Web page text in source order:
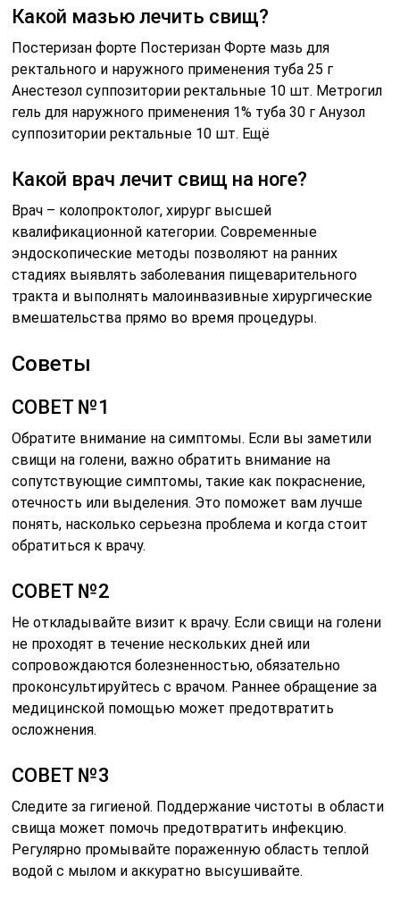
Какой мазью лечить свищ?
Постеризан форте Постеризан Форте мазь для
ректального и наружного применения туба 25 г
Анестезол суппозитории ректальные 10 шт. Метрогил
гель для наружного применения 1% туба 30 г Анузол
суппозитории ректальные 10 шт. Ещё
Какой врач лечит свищ на ноге?
Врач – колопроктолог, хирург высшей
квалификационной категории. Современные
эндоскопические методы позволяют на ранних
стадиях выявлять заболевания пищеварительного
тракта и выполнять малоинвазивные хирургические
вмешательства прямо во время процедуры.
Советы
СОВЕТ №1
Обратите внимание на симптомы. Если вы заметили
свищи на голени, важно обратить внимание на
сопутствующие симптомы, такие как покраснение,
отечность или выделения. Это поможет вам лучше
понять, насколько серьезна проблема и когда стоит
обратиться к врачу.
СОВЕТ №2
Не откладывайте визит к врачу. Если свищи на голени
не проходят в течение нескольких дней или
сопровождаются болезненностью, обязательно
проконсультируйтесь с врачом. Раннее обращение за
медицинской помощью может предотвратить
осложнения.
СОВЕТ №3
Следите за гигиеной. Поддержание чистоты в области
свища может помочь предотвратить инфекцию.
Регулярно промывайте пораженную область теплой
водой с мылом и аккуратно высушивайте.